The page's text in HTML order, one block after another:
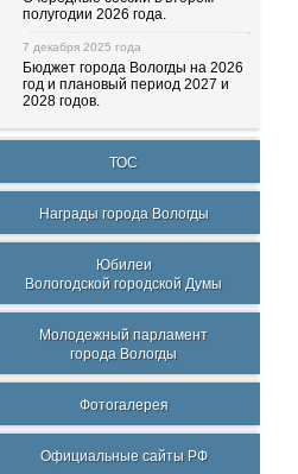
полугодии 2026 года.
7 декабря 2025 года
Бюджет города Вологды на 2026
год и плановый период 2027 и
2028 годов.
ТОС
Награды города Вологды
Юбилеи
Вологодской городской Думы
Молодежный парламент
города Вологды
Фотогалерея
Официальные сайты РФ